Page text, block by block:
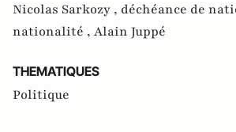
Nicolas Sarkozy , déchéance de
nationalité , Alain Juppé
THEMATIQUES
Politique